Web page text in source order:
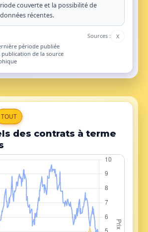
couverte et la possibilité de
récentes.
Sources :
X
période publiée
publication de la source
TOUT
des contrats à terme